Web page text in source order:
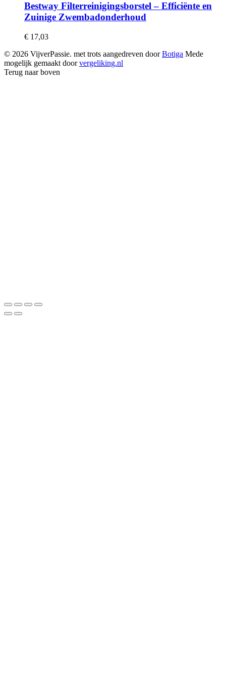
Bestway Filterreinigingsborstel – Efficiënte en
Zuinige Zwembadonderhoud
€ 17,03
© 2026 VijverPassie. met trots aangedreven doorBotiga Mede
mogelijk gemaakt doorvergeliking.nl
Terug naar boven